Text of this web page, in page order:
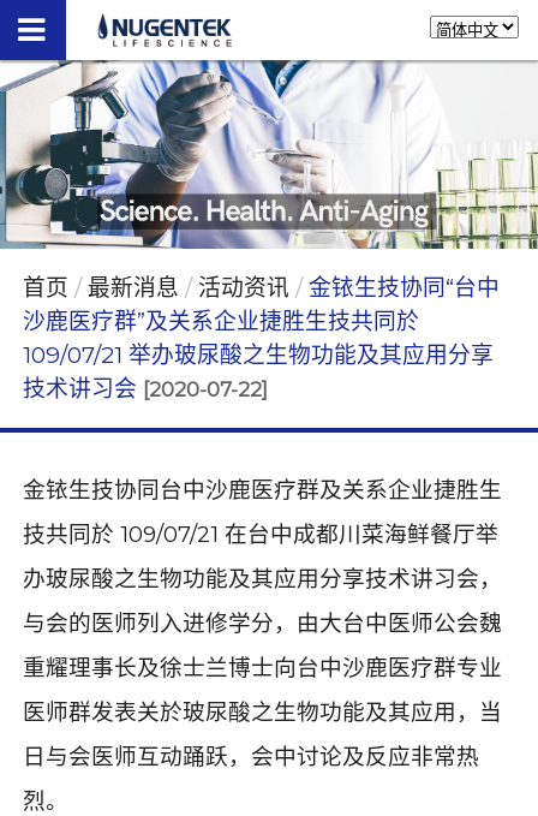
首页 最新消息 活动资讯
金铱生技协同“台中
沙鹿医疗群”及关系企业捷胜生技共同於
109/07/21 举办玻尿酸之生物功能及其应用分享
技术讲习会 [2020-07-22]
金铱生技协同台中沙鹿医疗群及关系企业捷胜生
技共同於 109/07/21 在台中成都川菜海鲜餐厅举
办玻尿酸之生物功能及其应用分享技术讲习会，
与会的医师列入进修学分，由大台中医师公会魏
重耀理事长及徐士兰博士向台中沙鹿医疗群专业
医师群发表关於玻尿酸之生物功能及其应用，当
日与会医师互动踊跃，会中讨论及反应非常热
烈。